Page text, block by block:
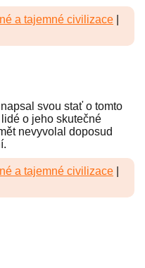
a tajemné civilizace
svou stať o tomto
o jeho skutečné
nevyvolal doposud
a tajemné civilizace